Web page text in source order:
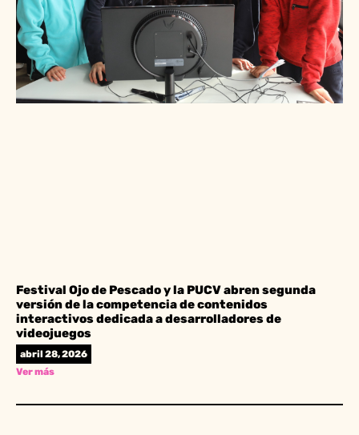
Festival Ojo de Pescado y la PUCV abren segunda
versión de la competencia de contenidos
interactivos dedicada a desarrolladores de
videojuegos
abril 28, 2026
Ver más